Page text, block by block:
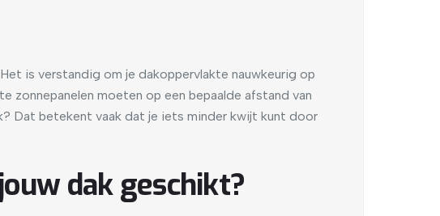
is verstandig om je dakoppervlakte nauwkeurig op
zonnepanelen moeten op een bepaalde afstand van
Dat betekent vaak dat je iets minder kwijt kunt door
dak geschikt?